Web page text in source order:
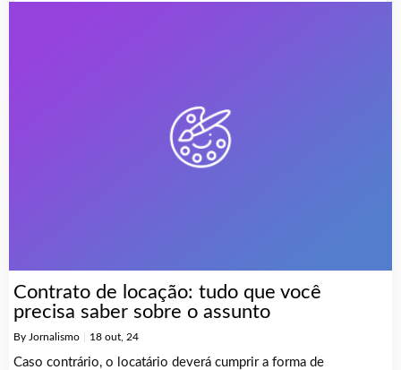
Contrato de locação: tudo que você
precisa saber sobre o assunto
By Jornalismo 18 out, 24
Caso contrário, o locatário deverá cumprir a forma de